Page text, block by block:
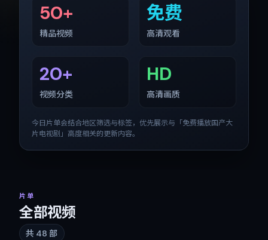
50+
精品视频
免费
高清观看
20+
视频分类
HD
高清画质
今日片单会结合地区筛选与标签，优先展示与「免费播放国产大
片电视剧 」高度相关的更新内容。
片单
全部视频
共 48 部